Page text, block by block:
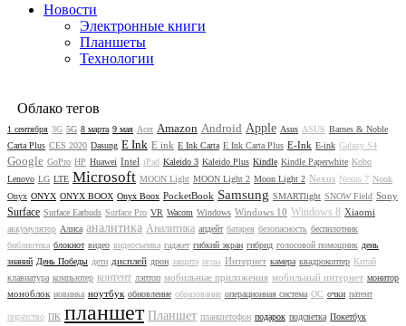
Новости
Электронные книги
Планшеты
Технологии
Облако тегов
1 сентября 3G 5G 8 марта 9 мая Acer Amazon Android Apple Asus ASUS Barnes & Noble
Carta Plus CES 2020 Dasung E Ink E ink E Ink Carta E Ink Carta Plus E-Ink E-ink Galaxy S4
Google GoPro HP Huawei Intel iPad Kaleido 3 Kaleido Plus Kindle Kindle Paperwhite Kobo
Lenovo LG LTE Microsoft MOON Light MOON Light 2 Moon Light 2 Nexus Nexus 7 Nook
Onyx ONYX ONYX BOOX Onyx Boox PocketBook Samsung SMARTlight SNOW Field Sony
Surface Surface Earbuds Surface Pro VR Wacom Windows Windows 10 Windows 8 Xiaomi
аккумулятор Алиса аналитика Аналитика апдейт батарея безопасность беспилотник
библиотека блокнот видео видеосъемка гаджет гибкий экран гибрид голосовой помощник день
знаний День Победы дети дисплей дрон защита игры Интернет камера квадрокоптер Китай
клавиатура компьютер контент лэптоп мобильные приложения мобильный интернет монитор
моноблок новинка ноутбук обновление образование операционная система ОС очки патент
пиратство ПК планшет Планшет планшетофон подарок подсветка Покетбук